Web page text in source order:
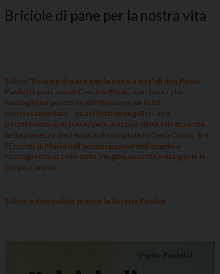
Briciole di pane per la nostra vita
Il libro “Briciole di pane per la nostra vita”.di don Paolo
Paoletti, parroco di Cascina (Pisa), è un testo che
raccoglie un percorso di riflessione su testi
neotestamentari – quasi tutti evangelici – che
permettono di attraversare la storia della salvezza che
nella pienezza dei tempi si è compiuta in Gesù Cristo, tra
l’Eccomi di Maria nell’annunciazione dell’angelo e
l’accoglienza in cielo della Vergine assunta nella gloria in
corpo e anima.
Il libro è disponibile presso la libreria Paoline